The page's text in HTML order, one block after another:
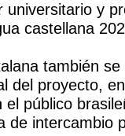
y
castellana
también
del proyecto,
público
de intercambio